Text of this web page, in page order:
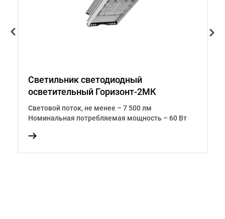
Светильник светодиодный
осветительный Горизонт-2МК
Световой поток, не менее – 7 500 лм
Номинальная потребляемая мощность – 60 Вт